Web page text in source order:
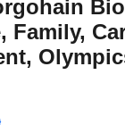
Family,